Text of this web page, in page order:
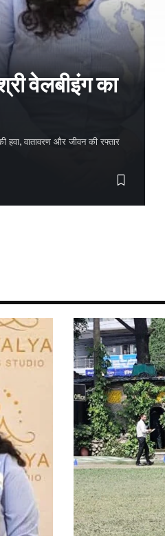
वेलबीइंग का
हवा, वातावरण और जीवन की रफ्तार